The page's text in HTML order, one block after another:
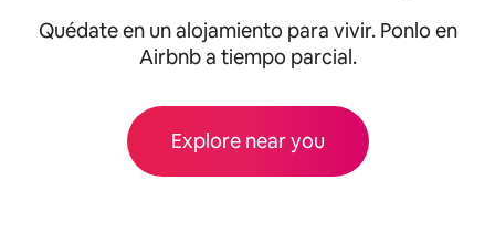
Quédate en un alojamiento para vivir. Ponlo en
Airbnb a tiempo parcial.
Explore near you